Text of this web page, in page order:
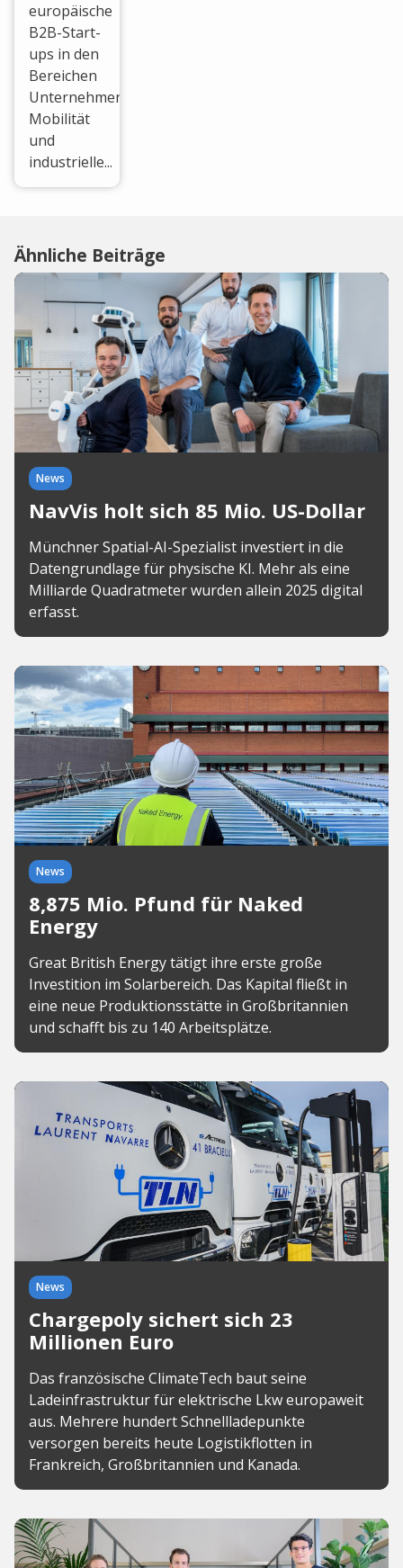
europäische
B2B-Start-
ups in den
Bereichen
Unternehmenssoftware,
Mobilität
und
industrielle...
Ähnliche Beiträge
News
NavVis holt sich 85 Mio. US-Dollar
Münchner Spatial-AI-Spezialist investiert in die
Datengrundlage für physische KI. Mehr als eine
Milliarde Quadratmeter wurden allein 2025 digital
erfasst.
News
8,875 Mio. Pfund für Naked
Energy
Great British Energy tätigt ihre erste große
Investition im Solarbereich. Das Kapital fließt in
eine neue Produktionsstätte in Großbritannien
und schafft bis zu 140 Arbeitsplätze.
News
Chargepoly sichert sich 23
Millionen Euro
Das französische ClimateTech baut seine
Ladeinfrastruktur für elektrische Lkw europaweit
aus. Mehrere hundert Schnellladepunkte
versorgen bereits heute Logistikflotten in
Frankreich, Großbritannien und Kanada.